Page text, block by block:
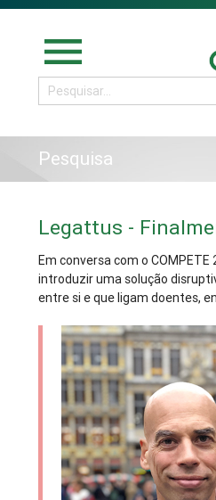
menu
Pesquisa
Legattus -
Em conversa com o
introduzir uma solução
entre si e que ligam doentes,